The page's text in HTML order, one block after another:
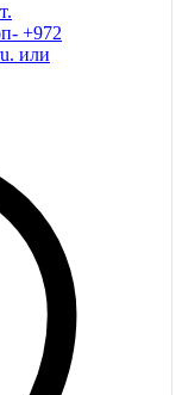
+972
или